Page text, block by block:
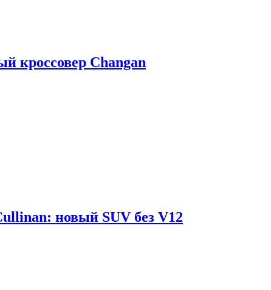
кроссовер Changan
новый SUV без V12